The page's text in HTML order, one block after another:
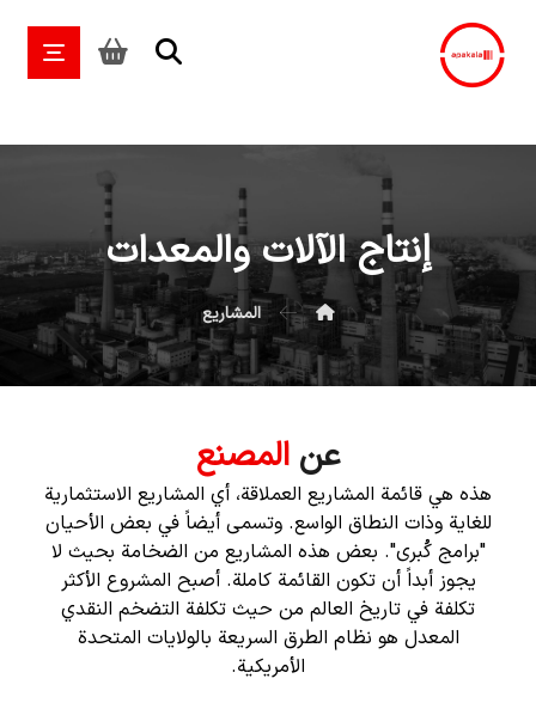
إنتاج الآلات والمعدات
المشاریع
عن المصنع
هذه هي قائمة المشاريع العملاقة، أي المشاريع الاستثمارية
للغاية وذات النطاق الواسع. وتسمى أيضاً في بعض الأحيان
"برامج كُبرى". بعض هذه المشاريع من الضخامة بحيث لا
يجوز أبداً أن تكون القائمة كاملة. أصبح المشروع الأكثر
تكلفة في تاريخ العالم من حيث تكلفة التضخم النقدي
المعدل هو نظام الطرق السريعة بالولايات المتحدة
الأمريكية.